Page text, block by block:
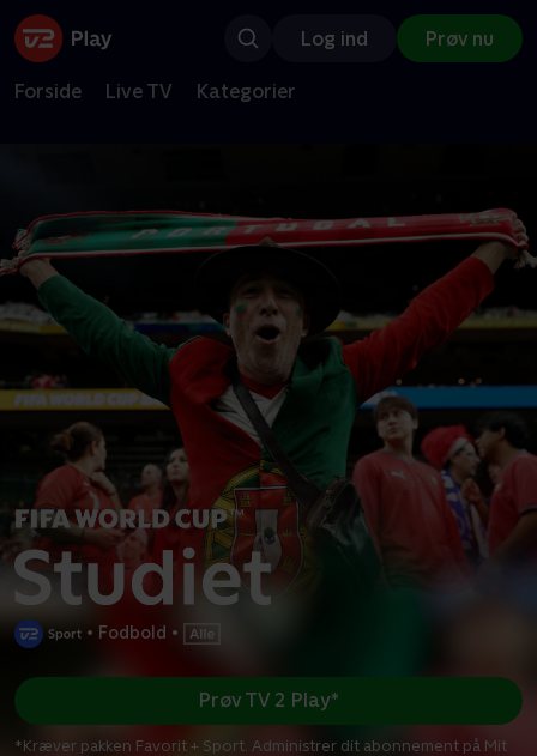
Log ind Prøv nu
Forside Live TV Kategorier
• Fodbold •
Prøv TV 2 Play*
*Kræver pakken Favorit + Sport. Administrer dit abonnement på Mit